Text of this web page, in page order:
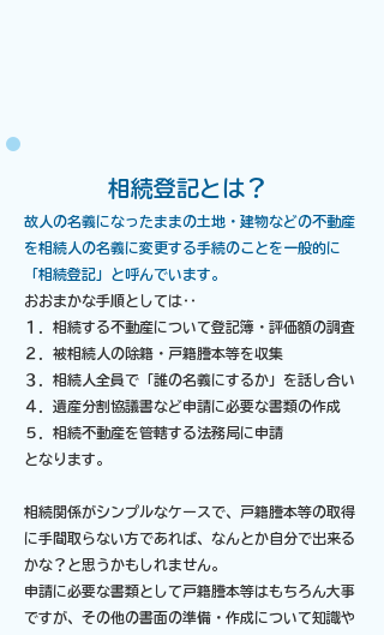
​相続登記とは？
故人の名義になったままの土地・建物などの不動産
を相続人の名義に変更する手続のことを一般的に
「相続登記」と呼んでいます。
おおまかな手順としては‥
１．相続する不動産について登記簿・評価額の調査
２．被相続人の除籍・戸籍謄本等を収集
３．相続人全員で「誰の名義にするか」を話し合い
４．遺産分割協議書など申請に必要な書類の作成
​５．相続不動産を管轄する法務局に申請
となります。
相続関係がシンプルなケースで、戸籍謄本等の取得
に手間取らない方であれば、なんとか自分で出来る
かな？と思うかもしれません。
申請に必要な書類として戸籍謄本等はもちろん大事
ですが、その他の書面の準備・作成について知識や